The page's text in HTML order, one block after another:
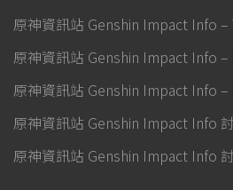
原神資訊站 Genshin Impact Info
原神資訊站 Genshin Impact Info
原神資訊站 Genshin Impact Info
原神資訊站 Genshin Impact Info
原神資訊站 Genshin Impact Info